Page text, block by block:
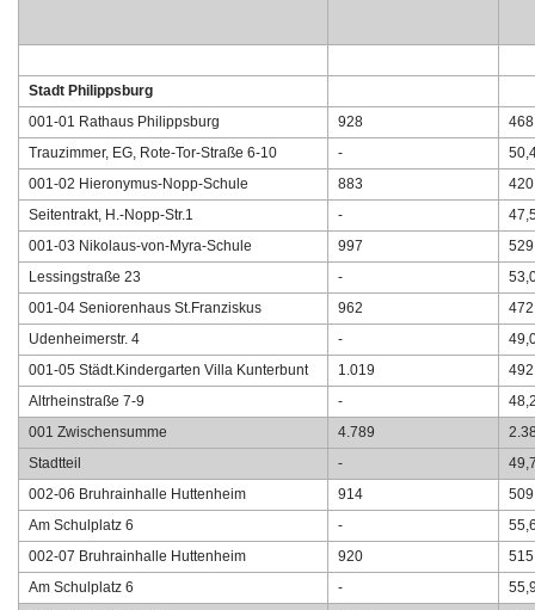
Stadt Philippsburg
001-01 Rathaus Philippsburg 928 468
Trauzimmer, EG, Rote-Tor-Straße 6-10 -
001-02 Hieronymus-Nopp-Schule 883 420
Seitentrakt, H.-Nopp-Str.1 -
001-03 Nikolaus-von-Myra-Schule 997 529
Lessingstraße 23 -
001-04 Seniorenhaus St.Franziskus 962 472
Udenheimerstr. 4 -
001-05 Städt.Kindergarten Villa Kunterbunt 1.019 492
Altrheinstraße 7-9 -
001 Zwischensumme 4.789
Stadtteil -
002-06 Bruhrainhalle Huttenheim 914 509
Am Schulplatz 6 -
002-07 Bruhrainhalle Huttenheim 920 515
Am Schulplatz 6 -